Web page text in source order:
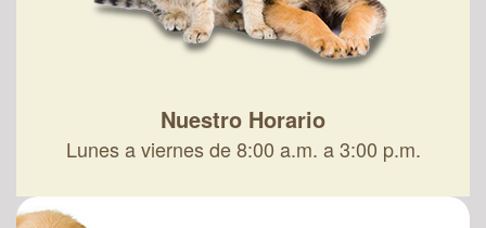
Nuestro Horario
Lunes a viernes de 8:00 a.m. a 3:00 p.m.